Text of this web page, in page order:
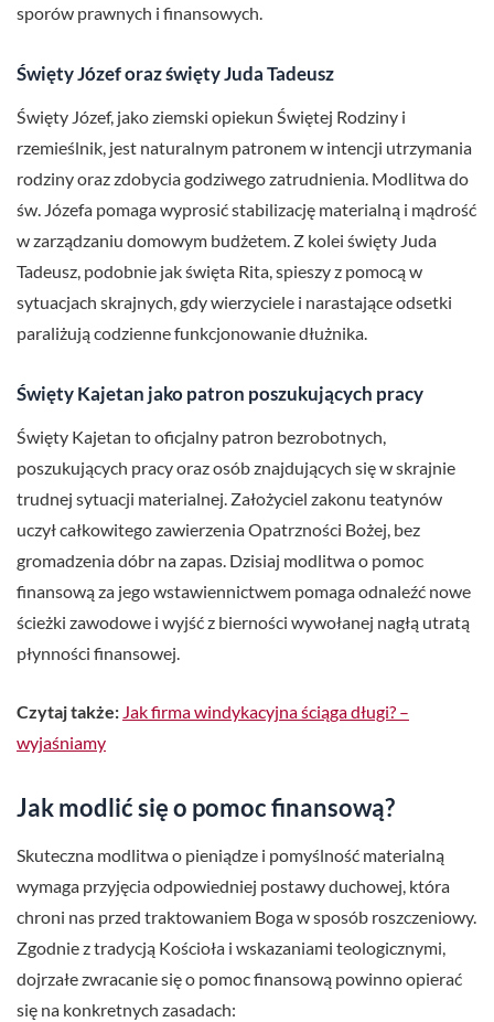
sporów prawnych i finansowych.
Święty Józef oraz święty Juda Tadeusz
Święty Józef, jako ziemski opiekun Świętej Rodziny i
rzemieślnik, jest naturalnym patronem w intencji utrzymania
rodziny oraz zdobycia godziwego zatrudnienia. Modlitwa do
św. Józefa pomaga wyprosić stabilizację materialną i mądrość
w zarządzaniu domowym budżetem. Z kolei święty Juda
Tadeusz, podobnie jak święta Rita, spieszy z pomocą w
sytuacjach skrajnych, gdy wierzyciele i narastające odsetki
paraliżują codzienne funkcjonowanie dłużnika.
Święty Kajetan jako patron poszukujących pracy
Święty Kajetan to oficjalny patron bezrobotnych,
poszukujących pracy oraz osób znajdujących się w skrajnie
trudnej sytuacji materialnej. Założyciel zakonu teatynów
uczył całkowitego zawierzenia Opatrzności Bożej, bez
gromadzenia dóbr na zapas. Dzisiaj modlitwa o pomoc
finansową za jego wstawiennictwem pomaga odnaleźć nowe
ścieżki zawodowe i wyjść z bierności wywołanej nagłą utratą
płynności finansowej.
Czytaj także: Jak firma windykacyjna ściąga długi? –
wyjaśniamy
Jak modlić się o pomoc finansową?
Skuteczna modlitwa o pieniądze i pomyślność materialną
wymaga przyjęcia odpowiedniej postawy duchowej, która
chroni nas przed traktowaniem Boga w sposób roszczeniowy.
Zgodnie z tradycją Kościoła i wskazaniami teologicznymi,
dojrzałe zwracanie się o pomoc finansową powinno opierać
się na konkretnych zasadach: